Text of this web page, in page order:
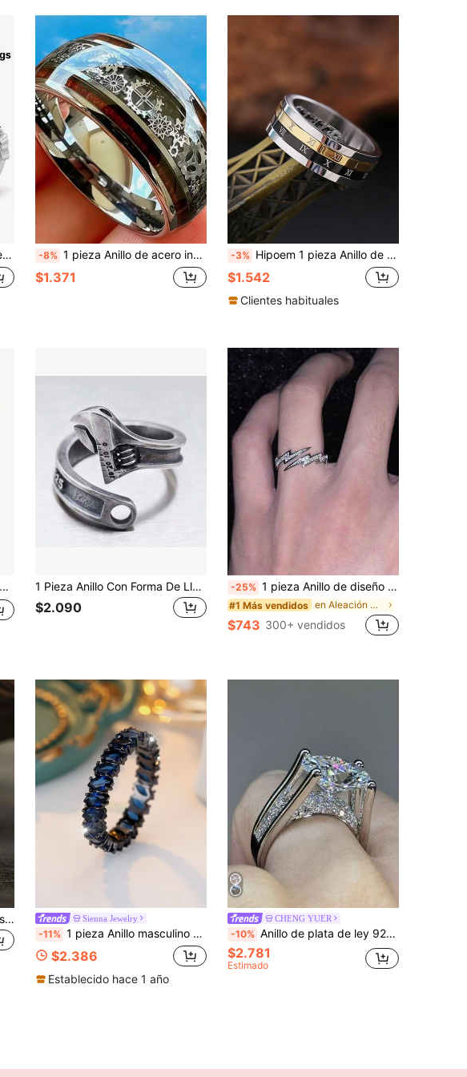
-8% 1 pieza Anillo de acero inoxidable de 10 mm con diseño de engranaje punk, diseño de bicicleta hip hop punk rock, cómodo de usar, uso diario, accesorio de boda estilo steampunk anillo tallado en madera
$1.371
-3% Hipoem 1 pieza Anillo de acero de titanio giratorio de 2 en 1, anillo mecánico multifuncional con estiloso números romanos para hombres que descomprime
$1.542
Clientes habituales
1 Pieza De Anillo De Acero Inoxidable Con Diseño De Diente Para Mujeres Y Hombres - Regalo De Joyería Temática Dental Para Dentista 1 Pieza Anillo Con Forma De Llave Inglesa Vintage Creativo Con Apertura Ajustable
$2.090
-25% 1 pieza Anillo de diseño de nicho de moda, joyería para hombres
#1 Más vendidos en Aleación De Zinc Anillo Único para Hombre
$743 300+ vendidos
1 pieza de anillo de compromiso y boda de acero inoxidable de 8 mm estilo bohemio para mujer con incrustación de patrón de granate rojo, ajuste cómodo, elegante y versátil, apto para fiestas, bodas, joyería de aniversario Sienna Jewelry
-11% 1 pieza Anillo masculino de lujo con zirconia cúbica en azul marino, anillo de compromiso eterno vintage, apto para fiestas, ceremonias y uso diario, para todas las estaciones
$2.386
Establecido hace 1 año
CHENG YUER
-10% Anillo de plata de ley 925 con moissanita de 5 quilates, moissanita completa, regalo de aniversario, cumpleaños, boda, compromiso
$2.781
Estimado